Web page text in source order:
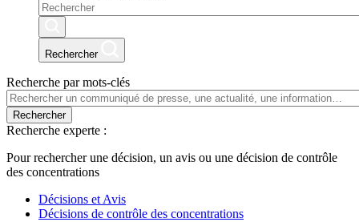
Rechercher
Recherche par mots-clés
Rechercher
Recherche experte :
Pour rechercher une décision, un avis ou une décision de contrôle
des concentrations
Décisions et Avis
Décisions de contrôle des concentrations